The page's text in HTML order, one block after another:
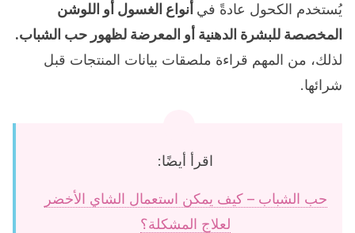
يُستخدم الكحول عادةً في أنواع الغسول أو اللوشن
المخصصة للبشرة الدهنية أو المعرضة لظهور حب الشباب.
لذلك، من المهم قراءة ملصقات بيانات المنتجات قبل
شرائها.
اقرأ أيضًا:
حب الشباب – كيف يمكن استعمال الشاي الأخضر
لعلاج المشكلة؟